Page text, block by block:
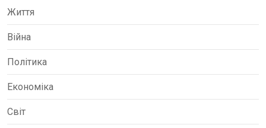
Життя
Війна
Політика
Економіка
Світ